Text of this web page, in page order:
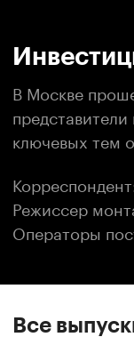
В Москве
ключевых тем
Режиссер
Операторы
Все